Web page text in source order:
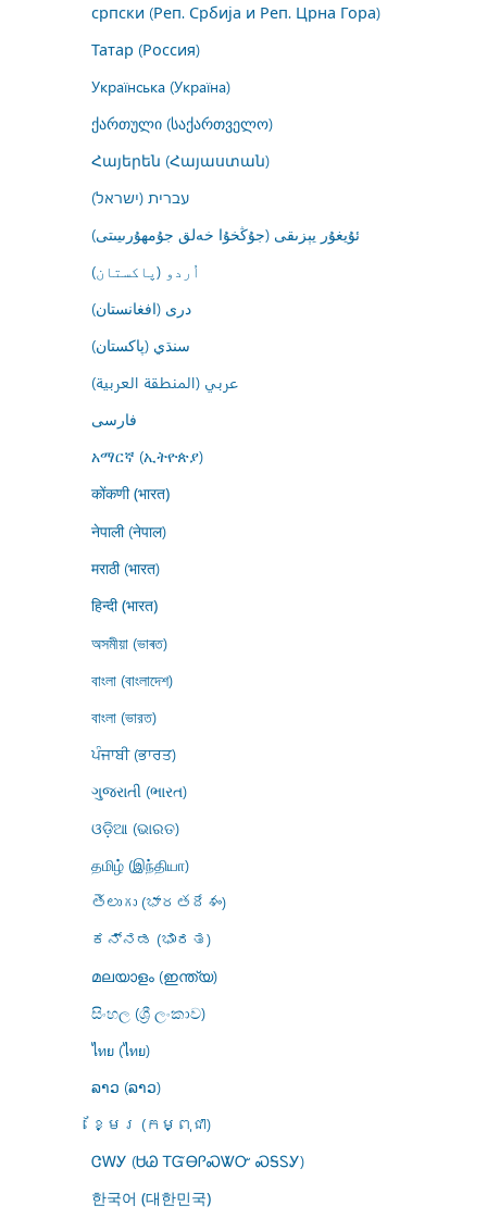
српски (Реп. Србија и Реп. Црна Гора)
Татар (Россия)
Українська (Україна)
ქართული (საქართველო)
Հայերեն (Հայաստան)
עברית (ישראל)
ئۇيغۇر يېزىقى (جۇڭخۇا خەلق جۇمھۇرىيىتى)
اُردو (پاکستان)
درى (افغانستان)
سنڌي (پاکستان)
عربي (المنطقة العربية)
فارسى
አማርኛ (ኢትዮጵያ)
कोंकणी (भारत)
नेपाली (नेपाल)
मराठी (भारत)
हिन्दी (भारत)
অসমীয়া (ভাৰত)
বাংলা (বাংলাদেশ)
বাংলা (ভারত)
ਪੰਜਾਬੀ (ਭਾਰਤ)
ગુજરાતી (ભારત)
ଓଡ଼ିଆ (ଭାରତ)
தமிழ் (இந்தியா)
తెలుగు (భారతదేశం)
ಕನ್ನಡ (ಭಾರತ)
മലയാളം (ഇന്ത്യ)
සිංහල (ශ්‍රී ලංකාව)
ไทย (ไทย)
ລາວ (ລາວ)
ខ្មែរ (កម្ពុជា)
ᏣᎳᎩ (ᏌᏊ ᎢᏳᎾᎵᏍᏔᏅ ᏍᎦᏚᎩ)
한국어 (대한민국)